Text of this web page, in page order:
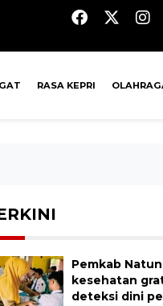
RASA KEPRI
Pemkab
kesehatan
deteksi dini